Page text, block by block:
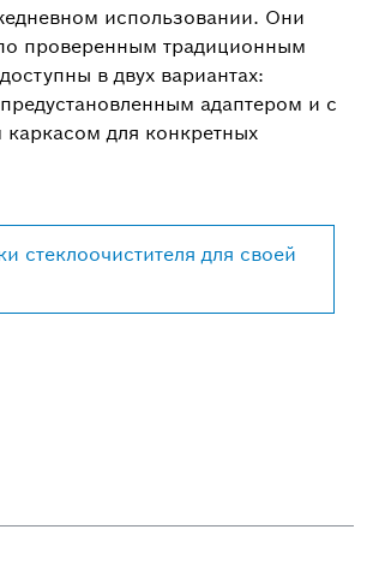
использовании. Они
проверенным традиционным
в двух вариантах:
адаптером и с
каркасом для конкретных
стеклоочистителя для своей